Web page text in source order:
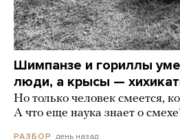
Шимпанзе и гориллы
люди, а крысы —
Но только человек смеется,
А что еще наука знает о
РАЗБОР день назад